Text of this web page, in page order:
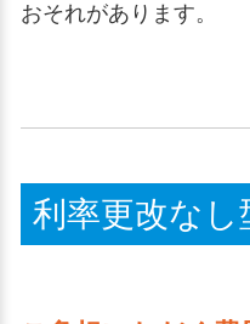
おそれがあります。
利率更改なし